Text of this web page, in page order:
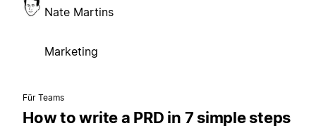
Nate Martins
Marketing
Für Teams
How to write a PRD in 7 simple steps